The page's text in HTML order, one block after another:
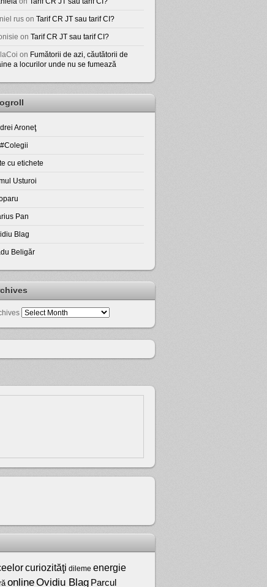
rus on Tarif CR JT sau tarif CI?
on Tarif CR JT sau tarif CI?
on Fumătorii de azi, căutătorii de
a locurilor unde nu se fumează
Aroneţ
cu etichete
Usturoi
Pan
Blag
Beligăr
curiozităţi dileme energie
onlineOvidiu Blag Parcul